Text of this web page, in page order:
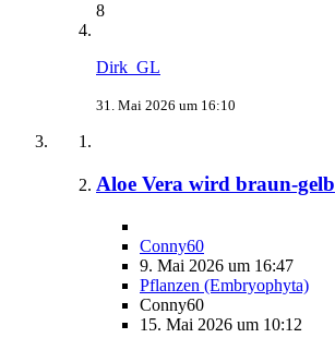
8
Dirk_GL
31. Mai 2026 um 16:10
Aloe Vera wird braun-gelb
Conny60
9. Mai 2026 um 16:47
Pflanzen (Embryophyta)
Conny60
15. Mai 2026 um 10:12